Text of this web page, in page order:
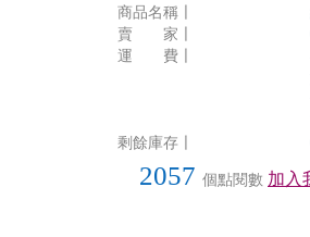
商品名稱〡
賣 家〡
運 費〡
剩餘庫存〡
2057 個點閱數 加入